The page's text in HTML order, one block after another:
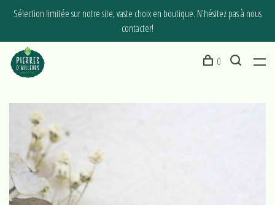
Sélection limitée sur notre site, vaste choix en boutique. N'hésitez pas à nous
contacter!
0